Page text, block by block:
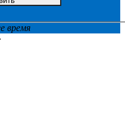
время